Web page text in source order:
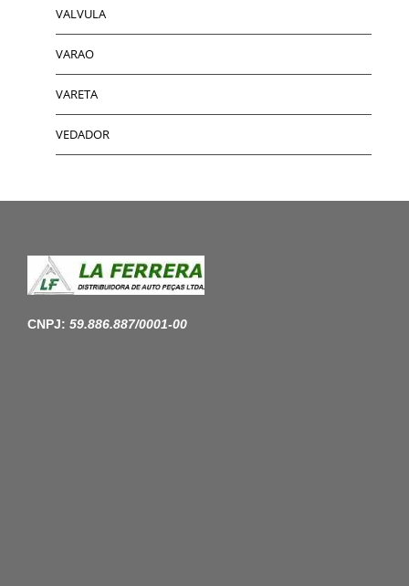
VALVULA
VARAO
VARETA
VEDADOR
CNPJ: 59.886.887/0001-00